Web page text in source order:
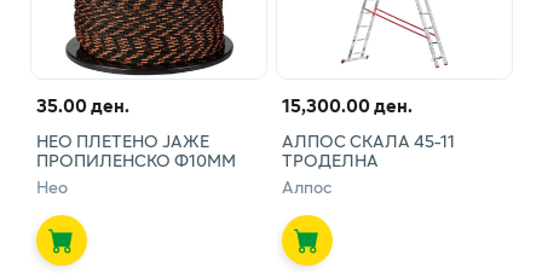
35.00 ден.
НЕО ПЛЕТЕНО ЈАЖЕ
ПРОПИЛЕНСКО Ф10ММ
Нео
15,300.00 ден.
АЛПОС СКАЛА 45-11
ТРОДЕЛНА
Алпос